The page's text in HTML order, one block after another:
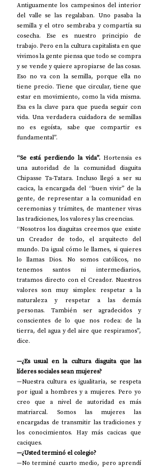
Antiguamente los campesinos del interior
del valle se las regalaban. Uno pasaba la
semilla y el otro sembraba y compartía su
cosecha. Ese es nuestro principio de
trabajo. Pero en la cultura capitalista en que
vivimos la gente piensa que todo se compra
y se vende y quiere apropiarse de las cosas.
Eso no va con la semilla, porque ella no
tiene precio. Tiene que circular, tiene que
estar en movimiento, como la vida misma.
Esa es la clave para que pueda seguir con
vida. Una verdadera cuidadora de semillas
no es egoísta, sabe que compartir es
fundamental”.
“Se está perdiendo la vida”. Hortensia es
una autoridad de la comunidad diaguita
Chipasse Ta-Tatara. Incluso llegó a ser su
cacica, la encargada del “buen vivir” de la
gente, de representar a la comunidad en
ceremonias y trámites, de mantener vivas
las tradiciones, los valores y las creencias.
“Nosotros los diaguitas creemos que existe
un Creador de todo, el arquitecto del
mundo. Da igual cómo le llames, si quieres
lo llamas Dios. No somos católicos, no
tenemos santos ni intermediarios,
tratamos directo con el Creador. Nuestros
valores son muy simples: respetar a la
naturaleza y respetar a las demás
personas. También ser agradecidos y
conscientes de lo que nos rodea: de la
tierra, del agua y del aire que respiramos”,
dice.
—¿Es usual en la cultura diaguita que las
líderes sociales sean mujeres?
—Nuestra cultura es igualitaria, se respeta
por igual a hombres y a mujeres. Pero yo
creo que a nivel de autoridad es más
matriarcal. Somos las mujeres las
encargadas de transmitir las tradiciones y
los conocimientos. Hay más cacicas que
caciques.
—¿Usted terminó el colegio?
—No terminé cuarto medio, pero aprendí